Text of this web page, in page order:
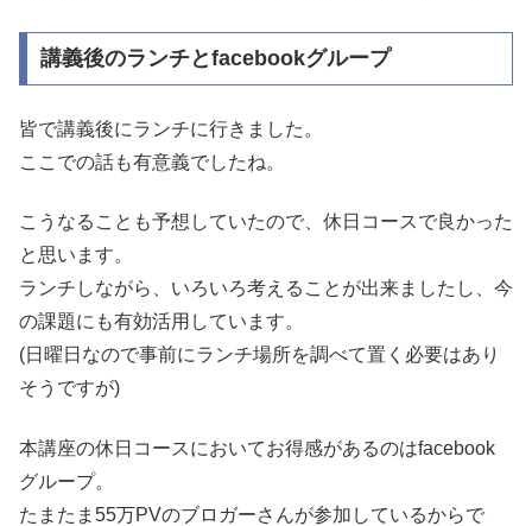
講義後のランチとfacebookグループ
皆で講義後にランチに行きました。
ここでの話も有意義でしたね。
こうなることも予想していたので、休日コースで良かった
と思います。
ランチしながら、いろいろ考えることが出来ましたし、今
の課題にも有効活用しています。
(日曜日なので事前にランチ場所を調べて置く必要はあり
そうですが)
本講座の休日コースにおいてお得感があるのはfacebook
グループ。
たまたま55万PVのブロガーさんが参加しているからで